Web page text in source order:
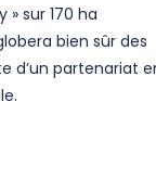
sur 170 ha
bien sûr des
d’un partenariat